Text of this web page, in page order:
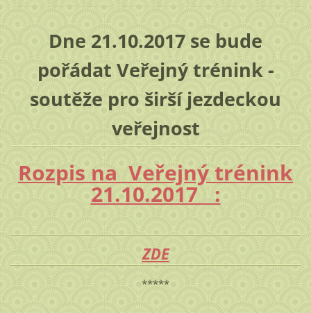
Dne 21.10.2017 se bude
pořádat Veřejný trénink -
soutěže pro širší jezdeckou
veřejnost
Rozpis na Veřejný trénink
21.10.2017 :
ZDE
*****